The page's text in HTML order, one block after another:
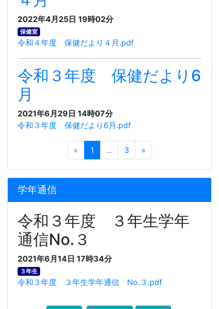
2022年4月25日 19時02分
保健室
令和４年度 保健だより４月.pdf
令和３年度 保健だより6
月
2021年6月29日 14時07分
令和３年度 保健だより6月.pdf
« 1 ... 3 »
学年通信
令和３年度 ３年生学年
通信No.３
2021年6月14日 17時34分
３年生
令和３年度 ３年生学年通信 No.３.pdf